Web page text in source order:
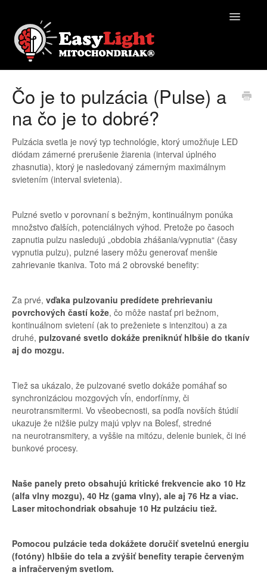
Toggle
Kontakt
Čo je to pulzácia (Pulse) a
na čo je to dobré?
Pulzácia svetla je nový typ technológie, ktorý umožňuje LED
diódam zámerné prerušenie žiarenia (interval úplného
zhasnutia), ktorý je nasledovaný zámerným maximálnym
svietením (interval svietenia).
Pulzné svetlo v porovnaní s bežným, kontinuálnym ponúka
množstvo ďalších, potenciálnych výhod. Pretože po časoch
zapnutia pulzu nasledujú „obdobia zhášania/vypnutia“ (časy
vypnutia pulzu), pulzné lasery môžu generovať menšie
zahrievanie tkaniva. Toto má 2 obrovské benefity:
Za prvé, vďaka pulzovaniu predídete prehrievaniu
povrchových častí kože, čo môže nastať pri bežnom,
kontinuálnom svietení (ak to preženiete s intenzitou) a za
druhé, pulzované svetlo dokáže preniknúť hlbšie do tkanív
aj do mozgu.
Tiež sa ukázalo, že pulzované svetlo dokáže pomáhať so
synchronizáciou mozgových vĺn, endorfínmy, či
neurotransmitermi. Vo všeobecnosti, sa podľa novších štúdií
ukazuje že nižšie pulzy majú vplyv na Bolesť, stredné
na neurotransmitery, a vyššie na mitózu, delenie buniek, či iné
bunkové procesy.
Naše panely preto obsahujú kritické frekvencie ako 10 Hz
(alfa vlny mozgu), 40 Hz (gama vlny), ale aj 76 Hz a viac.
Laser mitochondriak obsahuje 10 Hz pulzáciu tiež.
Pomocou pulzácie teda dokážete doručiť svetelnú energiu
(fotóny) hlbšie do tela a zvýšiť benefity terapie červeným
a infračerveným svetlom.